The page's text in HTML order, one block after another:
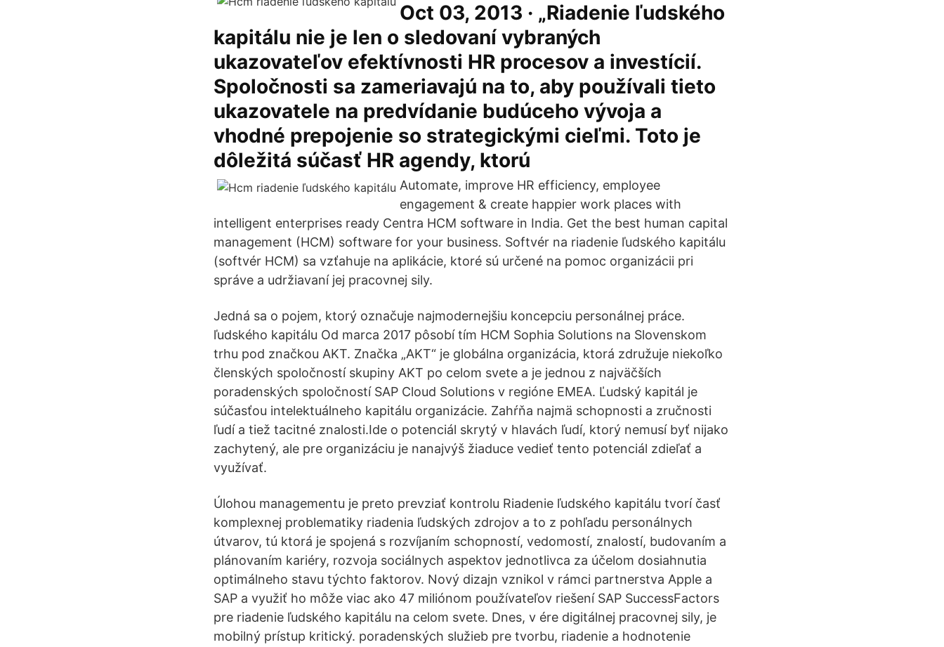
Oct 03, 2013 · „Riadenie ľudského
kapitálu nie je len o sledovaní vybraných
ukazovateľov efektívnosti HR procesov a investícií.
Spoločnosti sa zameriavajú na to, aby používali tieto
ukazovatele na predvídanie budúceho vývoja a
vhodné prepojenie so strategickými cieľmi. Toto je
dôležitá súčasť HR agendy, ktorú
Automate, improve HR efficiency, employee
engagement & create happier work places with
intelligent enterprises ready Centra HCM software in India. Get the best human capital
management (HCM) software for your business. Softvér na riadenie ľudského kapitálu
(softvér HCM) sa vzťahuje na aplikácie, ktoré sú určené na pomoc organizácii pri
správe a udržiavaní jej pracovnej sily.
Jedná sa o pojem, ktorý označuje najmodernejšiu koncepciu personálnej práce.
ľudského kapitálu Od marca 2017 pôsobí tím HCM Sophia Solutions na Slovenskom
trhu pod značkou AKT. Značka „AKT“ je globálna organizácia, ktorá združuje niekoľko
členských spoločností skupiny AKT po celom svete a je jednou z najväčších
poradenských spoločností SAP Cloud Solutions v regióne EMEA. Ľudský kapitál je
súčasťou intelektuálneho kapitálu organizácie. Zahŕňa najmä schopnosti a zručnosti
ľudí a tiež tacitné znalosti.Ide o potenciál skrytý v hlavách ľudí, ktorý nemusí byť nijako
zachytený, ale pre organizáciu je nanajvýš žiaduce vedieť tento potenciál zdieľať a
využívať.
Úlohou managementu je preto prevziať kontrolu Riadenie ľudského kapitálu tvorí časť
komplexnej problematiky riadenia ľudských zdrojov a to z pohľadu personálnych
útvarov, tú ktorá je spojená s rozvíjaním schopností, vedomostí, znalostí, budovaním a
plánovaním kariéry, rozvoja sociálnych aspektov jednotlivca za účelom dosiahnutia
optimálneho stavu týchto faktorov. Nový dizajn vznikol v rámci partnerstva Apple a
SAP a využiť ho môže viac ako 47 miliónom používateľov riešení SAP SuccessFactors
pre riadenie ľudského kapitálu na celom svete. Dnes, v ére digitálnej pracovnej sily, je
mobilný prístup kritický. poradenských služieb pre tvorbu, riadenie a hodnotenie